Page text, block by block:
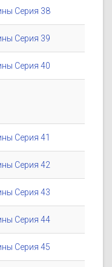
Серия 38
Серия 39
Серия 40
Серия 41
Серия 42
Серия 43
Серия 44
Серия 45